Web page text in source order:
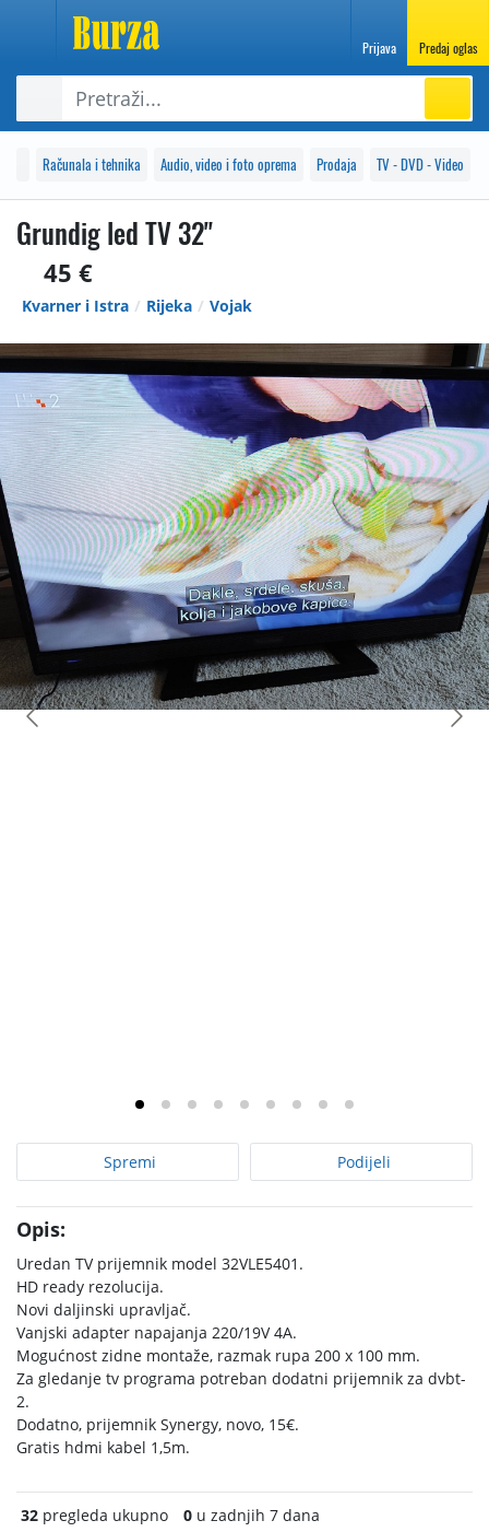
Prijava Predaj oglas
Računala i tehnika Audio, video i foto oprema Prodaja TV - DVD - Video
Grundig led TV 32"
45 €
Kvarner i Istra Rijeka Vojak
Spremi Podijeli
Opis:
Uredan TV prijemnik model 32VLE5401.
HD ready rezolucija.
Novi daljinski upravljač.
Vanjski adapter napajanja 220/19V 4A.
Mogućnost zidne montaže, razmak rupa 200 x 100 mm.
Za gledanje tv programa potreban dodatni prijemnik za dvbt-
2.
Dodatno, prijemnik Synergy, novo, 15€.
Gratis hdmi kabel 1,5m.
32 pregleda ukupno 0 u zadnjih 7 dana